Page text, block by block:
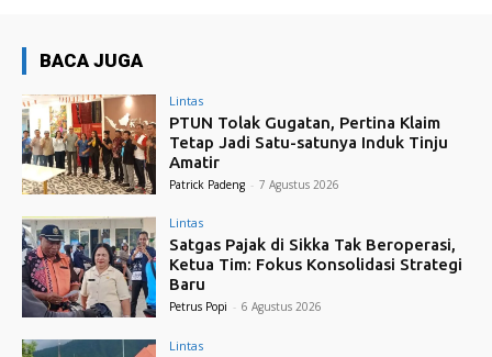
BACA JUGA
Lintas
PTUN Tolak Gugatan, Pertina Klaim
Tetap Jadi Satu-satunya Induk Tinju
Amatir
Patrick Padeng - 7 Agustus 2026
Lintas
Satgas Pajak di Sikka Tak Beroperasi,
Ketua Tim: Fokus Konsolidasi Strategi
Baru
Petrus Popi - 6 Agustus 2026
Lintas